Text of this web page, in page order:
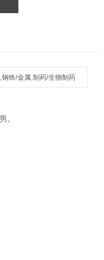
铁/金属,制药/生物制药
。